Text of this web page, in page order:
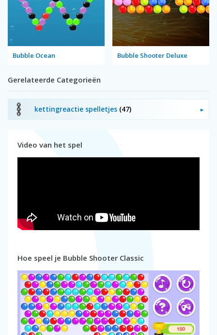
Bubble Ocean Bubble Shooter Deluxe
Gerelateerde Categorieën
kettingreactie spelletjes (47)
Video van het spel
Hoe speel je Bubble Shooter Classic